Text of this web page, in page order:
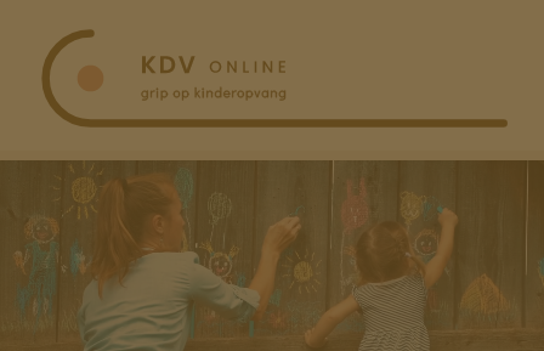
inhoud